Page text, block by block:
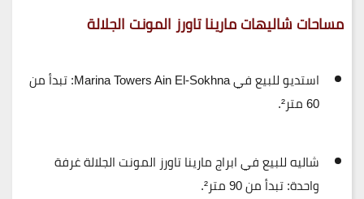
مساحات شاليهات مارينا تاورز المونت الجلالة
استديو للبيع في Marina Towers Ain El-Sokhna:
تبدأ من
60 متر².
شاليه للبيع في ابراج مارينا تاورز المونت الجلالة غرفة
واحدة:تبدأ من 90 متر².